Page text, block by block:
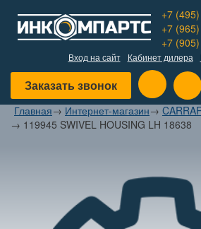
+7
+7
+7
Вход на сайт Кабинет дилера
Заказать звонок
Главная→ Интернет-магазин→
→ 119945 SWIVEL HOUSING LH 18638